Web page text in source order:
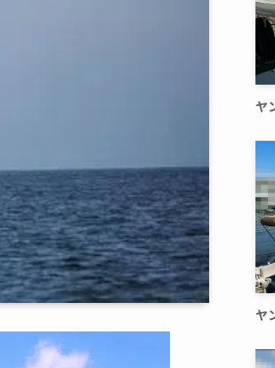
ヤ
ヤ